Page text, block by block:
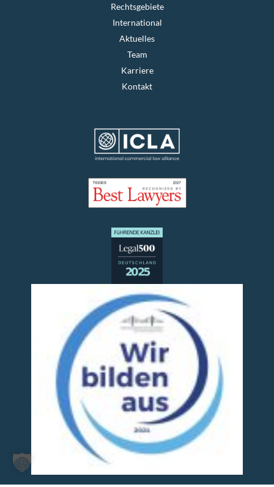
Rechtsgebiete
International
Aktuelles
Team
Karriere
Kontakt